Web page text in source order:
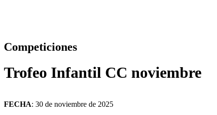
Competiciones
Trofeo Infantil CC noviembre
FECHA: 30 de noviembre de 2025